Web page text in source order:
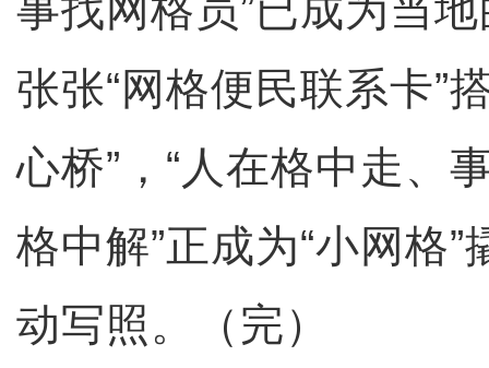
事找网格员”已成为当
张张“网格便民联系卡”
心桥”，“人在格中走、
格中解”正成为“小网格”
动写照。（完）